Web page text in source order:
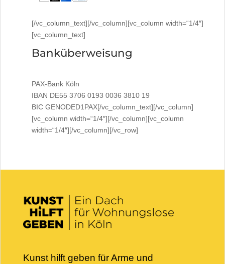
[/vc_column_text][/vc_column][vc_column width=“1/4″]
[vc_column_text]
Banküberweisung
PAX-Bank Köln
IBAN DE55 3706 0193 0036 3810 19
BIC GENODED1PAX[/vc_column_text][/vc_column]
[vc_column width=“1/4″][/vc_column][vc_column
width=“1/4″][/vc_column][/vc_row]
Kunst hilft geben für Arme und